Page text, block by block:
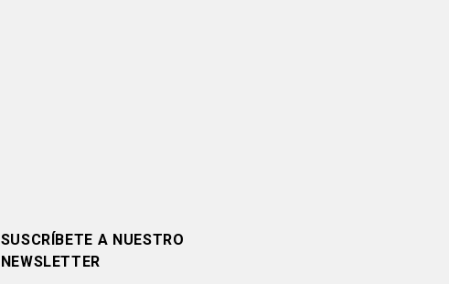
SUSCRÍBETE A NUESTRO
NEWSLETTER